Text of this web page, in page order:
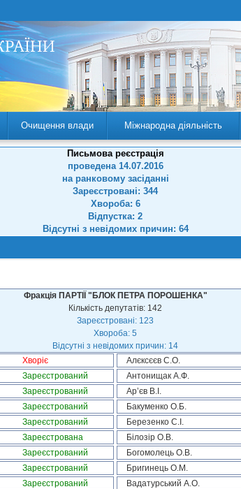
Очищення влади Міжнародна діяльність
Письмова реєстрація
проведена 14.07.2016
на ранковому засіданні
Зареєстровані: 344
Хвороба: 6
Відпустка: 2
Відсутні з невідомих причин: 64
Фракція ПАРТІЇ "БЛОК ПЕТРА ПОРОШЕНКА"
Кількість депутатів: 142
Зареєстровані: 123
Хвороба: 5
Відсутні з невідомих причин: 14
Хворіє Алєксєєв С.О.
Зареєстрований Антонищак А.Ф.
Зареєстрований Ар’єв В.І.
Зареєстрований Бакуменко О.Б.
Зареєстрований Березенко С.І.
Зареєстрована Білозір О.В.
Зареєстрований Богомолець О.В.
Зареєстрований Бригинець О.М.
Зареєстрований Вадатурський А.О.